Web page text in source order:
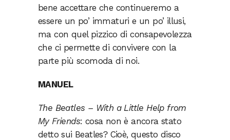
bene accettare che continueremo a
essere un po’ immaturi e un po’ illusi,
ma con quel pizzico di consapevolezza
che ci permette di convivere con la
parte più scomoda di noi.
MANUEL
The Beatles – With a Little Help from
My Friends: cosa non è ancora stato
detto sui Beatles? Cioè, questo disco